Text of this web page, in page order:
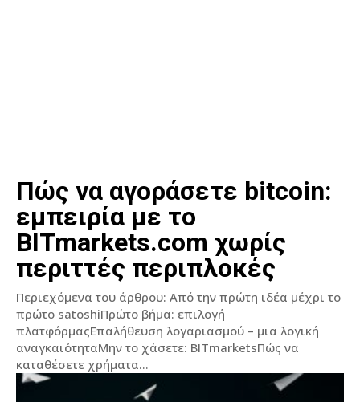
Πώς να αγοράσετε bitcoin:
εμπειρία με το
BITmarkets.com χωρίς
περιττές περιπλοκές
Περιεχόμενα του άρθρου: Από την πρώτη ιδέα μέχρι το
πρώτο satoshiΠρώτο βήμα: επιλογή
πλατφόρμαςΕπαλήθευση λογαριασμού – μια λογική
αναγκαιότηταΜην το χάσετε: BITmarketsΠώς να
καταθέσετε χρήματα...